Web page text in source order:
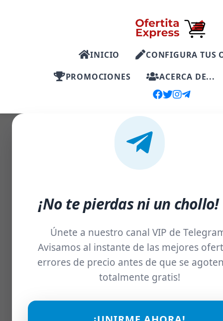
INICIO
CONFIGURA TUS
PROMOCIONES
ACERCA DE...
¡No te pierdas ni un
Únete a nuestro canal VIP de
Avisamos al instante de las mejores
errores de precio antes de que se
totalmente gratis!